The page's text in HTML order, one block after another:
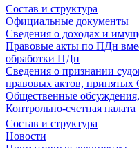
Состав и структура
Официальные документы
Сведения о доходах и
Правовые акты по ПДн
обработки ПДн
Сведения о признании
правовых актов, принятых
Общественные
Контрольно-счетная палата
Состав и структура
Новости